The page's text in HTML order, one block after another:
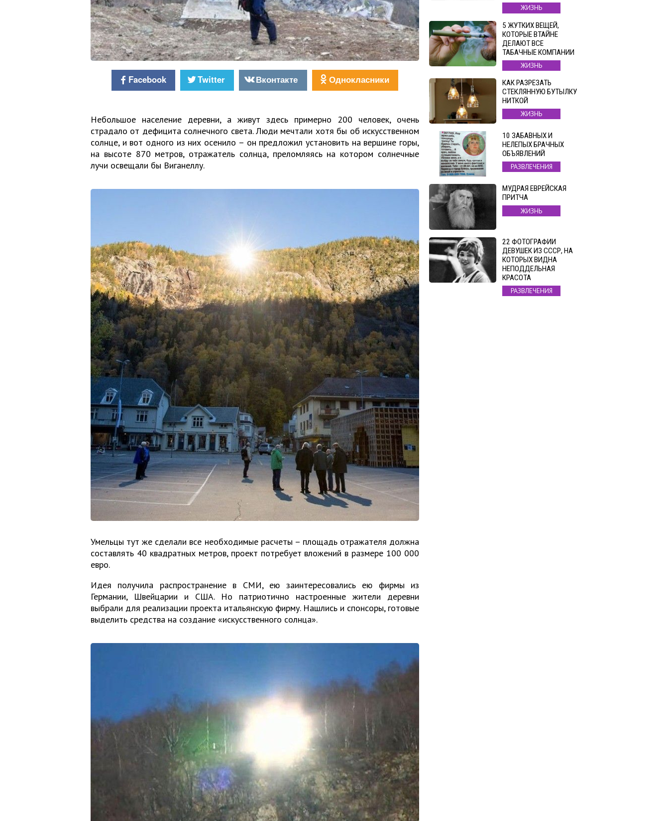
Facebook Twitter Вконтакте Однокласники
Небольшое население деревни, а живут здесь примерно 200 человек, очень
страдало от дефицита солнечного света. Люди мечтали хотя бы об искусственном
солнце, и вот одного из них осенило – он предложил установить на вершине горы,
на высоте 870 метров, отражатель солнца, преломляясь на котором солнечные
лучи освещали бы Виганеллу.
Умельцы тут же сделали все необходимые расчеты – площадь отражателя должна
составлять 40 квадратных метров, проект потребует вложений в размере 100 000
евро.
Идея получила распространение в СМИ, ею заинтересовались ею фирмы из
Германии, Швейцарии и США. Но патриотично настроенные жители деревни
выбрали для реализации проекта итальянскую фирму. Нашлись и спонсоры, готовые
выделить средства на создание «искусственного солнца».
ЖИЗНЬ
5 ЖУТКИХ ВЕЩЕЙ,
КОТОРЫЕ ВТАЙНЕ
ДЕЛАЮТ ВСЕ
ТАБАЧНЫЕ КОМПАНИИ
ЖИЗНЬ
КАК РАЗРЕЗАТЬ
СТЕКЛЯННУЮ БУТЫЛКУ
НИТКОЙ
ЖИЗНЬ
10 ЗАБАВНЫХ И
НЕЛЕПЫХ БРАЧНЫХ
ОБЪЯВЛЕНИЙ
РАЗВЛЕЧЕНИЯ
МУДРАЯ ЕВРЕЙСКАЯ
ПРИТЧА
ЖИЗНЬ
22 ФОТОГРАФИИ
ДЕВУШЕК ИЗ СССР, НА
КОТОРЫХ ВИДНА
НЕПОДДЕЛЬНАЯ
КРАСОТА
РАЗВЛЕЧЕНИЯ